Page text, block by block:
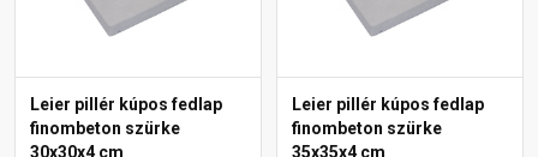
Leier pillér kúpos fedlap
finombeton szürke
30x30x4 cm
Leier pillér kúpos fedlap
finombeton szürke
35x35x4 cm